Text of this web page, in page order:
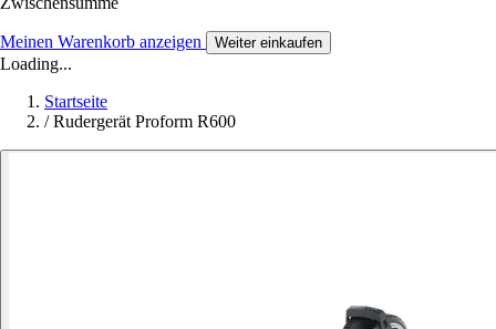
Meinen Warenkorb anzeigen Weiter einkaufen
Loading...
Startseite
/ Rudergerät Proform R600